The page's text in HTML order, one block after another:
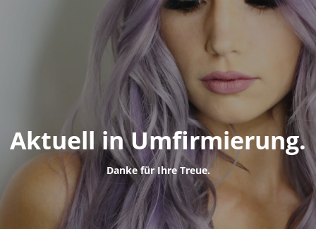
Aktuell in Umfirmierung.
Danke für Ihre Treue.